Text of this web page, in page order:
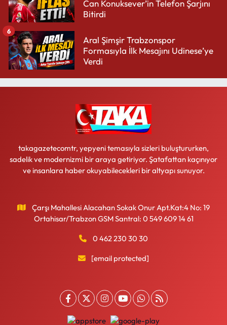
Can Konuksever’in Telefon Şarjını
Bitirdi
Aral Şimşir Trabzonspor
Formasıyla İlk Mesajını Udinese’ye
Verdi
6
takagazetecomtr, yepyeni temasıyla sizleri buluştururken,
sadelik ve modernizmi bir araya getiriyor. Şatafattan kaçınıyor
ve insanlara haber okuyabilecekleri bir altyapı sunuyor.
Çarşı Mahallesi Alacahan Sokak Onur Apt.Kat:4 No: 19
Ortahisar/Trabzon GSM Santral: 0 549 609 14 61
0 462 230 30 30
[email protected]